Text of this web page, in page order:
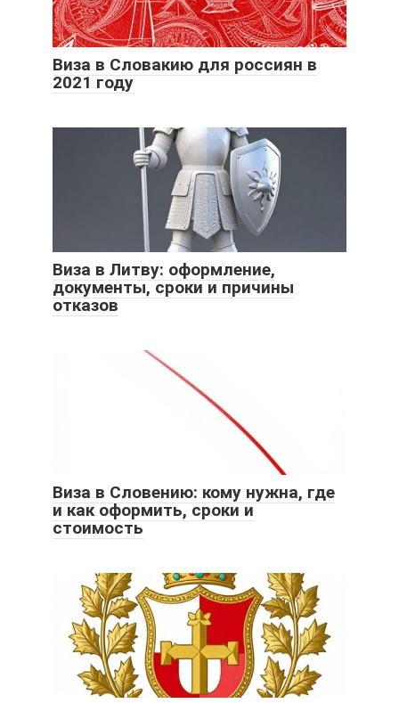
Виза в Словакию для россиян в
2021 году
Виза в Литву: оформление,
документы, сроки и причины
отказов
Виза в Словению: кому нужна, где
и как оформить, сроки и
стоимость